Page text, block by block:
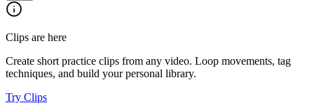
Clips are here
Create short practice clips from any video. Loop movements, tag
techniques, and build your personal library.
Try Clips